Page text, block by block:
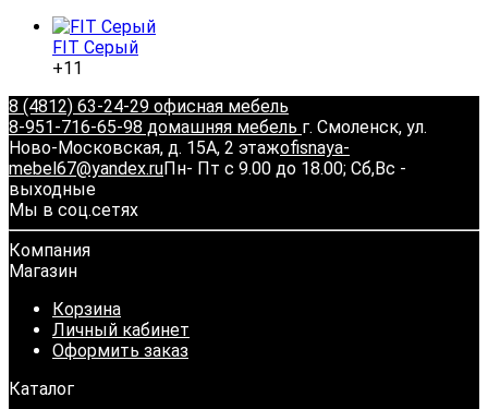
FIT Серый
+11
8 (4812) 63-24-29 офисная мебель
8-951-716-65-98 домашняя мебель г. Смоленск, ул.
Ново-Московская, д. 15А, 2 этажofisnaya-
mebel67@yandex.ruПн- Пт с 9.00 до 18.00; Сб,Вс -
выходные
Мы в соц.сетях
Компания
Магазин
Корзина
Личный кабинет
Оформить заказ
Каталог